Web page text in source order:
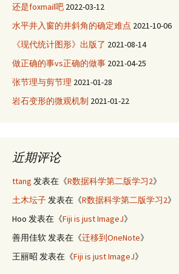
还是foxmail吧 2022-03-12
水平井入窗的井斜角的确定难点 2021-10-06
《现代统计图形》出版了 2021-08-14
做正确的事vs正确的做事 2021-04-25
张节理与剪节理 2021-01-28
岩石变形的微观机制 2021-01-22
近期评论
ttang 发表在《R数据科学第二版学习2》
土木坛子发表在《R数据科学第二版学习2》
Hoo 发表在《Fiji is just ImageJ》
善用佳软发表在《迁移到OneNote》
王丽昭 发表在《Fiji is just ImageJ》